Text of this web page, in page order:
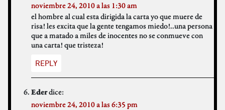
noviembre 24, 2010 a las 1:30 am
el hombre al cual esta dirigida la carta yo que muere de
risa! les excita que la gente tengamos miedo!..una persona
que a matado a miles de inocentes no se conmueve con
una carta! que tristeza!
REPLY
Ederdice:
noviembre 24, 2010 a las 6:35 pm